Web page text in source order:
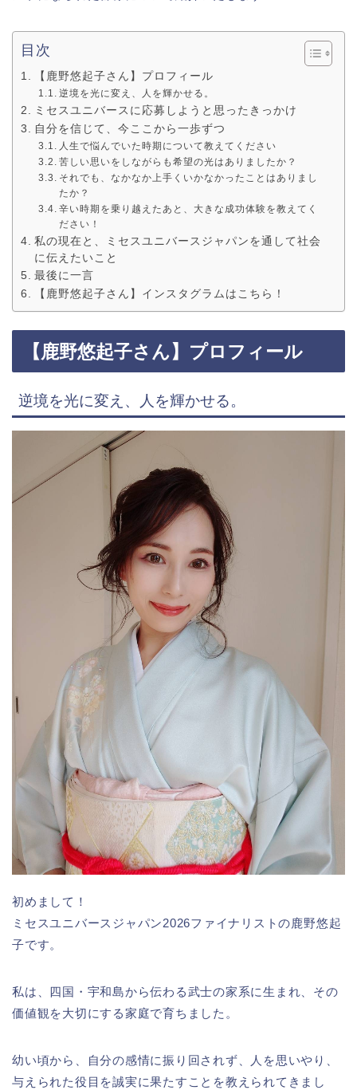
目次
【鹿野悠起子さん】プロフィール
逆境を光に変え、人を輝かせる。
ミセスユニバースに応募しようと思ったきっかけ
自分を信じて、今ここから一歩ずつ
人生で悩んでいた時期について教えてください
苦しい思いをしながらも希望の光はありましたか？
それでも、なかなか上手くいかなかったことはありまし
たか？
辛い時期を乗り越えたあと、大きな成功体験を教えてく
ださい！
私の現在と、ミセスユニバースジャパンを通して社会
に伝えたいこと
最後に一言
【鹿野悠起子さん】インスタグラムはこちら！
【鹿野悠起子さん】プロフィール
逆境を光に変え、人を輝かせる。
初めまして！
ミセスユニバースジャパン2026ファイナリストの鹿野悠起
子です。
私は、四国・宇和島から伝わる武士の家系に生まれ、その
価値観を大切にする家庭で育ちました。
幼い頃から、自分の感情に振り回されず、人を思いやり、
与えられた役目を誠実に果たすことを教えられてきまし